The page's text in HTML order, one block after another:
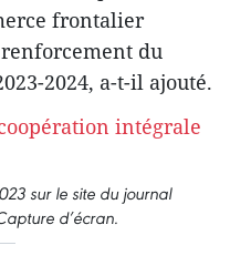
frontalier
du
2024, a-t-il ajouté.
sur le site du journal
d’écran.